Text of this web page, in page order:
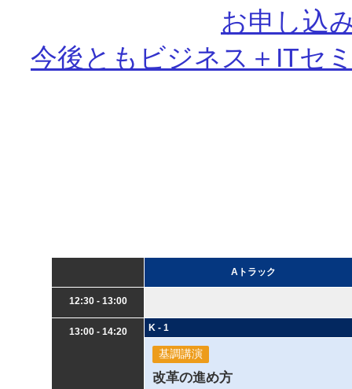
お申し込
今後ともビジネス＋ITセ
Aトラック
12:30 - 13:00
13:00 - 14:20 K - 1
基調講演
改革の進め方